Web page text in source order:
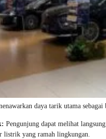
daya tarik utama sebagai
Pengunjung dapat melihat
listrik yang ramah lingkungan.